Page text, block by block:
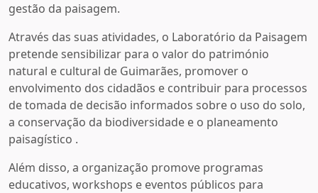
gestão da paisagem.
Através das suas atividades, o Laboratório da Paisagem
pretende sensibilizar para o valor do património
natural e cultural de Guimarães, promover o
envolvimento dos cidadãos e contribuir para processos
de tomada de decisão informados sobre o uso do solo,
a conservação da biodiversidade e o planeamento
paisagístico .
Além disso, a organização promove programas
educativos, workshops e eventos públicos para